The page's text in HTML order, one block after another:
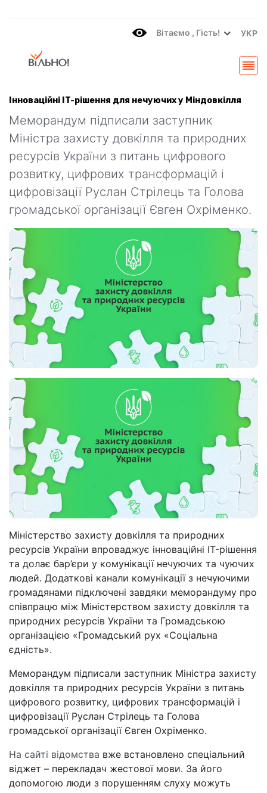
Вітаємo , Гість! УКР
Інноваційні IT-рішення для нечуючих у Міндовкілля
Меморандум підписали заступник
Міністра захисту довкілля та природних
ресурсів України з питань цифрового
розвитку, цифрових трансформацій і
цифровізації Руслан Стрілець та Голова
громадської організації Євген Охріменко.
Міністерство захисту довкілля та природних
ресурсів України впроваджує інноваційні IT-рішення
та долає бар’єри у комунікації нечуючих та чуючих
людей. Додаткові канали комунікації з нечуючими
громадянами підключені завдяки меморандуму про
співпрацю між Міністерством захисту довкілля та
природних ресурсів України та Громадською
організацією «Громадський рух «Соціальна
єдність».
Меморандум підписали заступник Міністра захисту
довкілля та природних ресурсів України з питань
цифрового розвитку, цифрових трансформацій і
цифровізації Руслан Стрілець та Голова
громадської організації Євген Охріменко.
На сайті відомства вже встановлено спеціальний
віджет – перекладач жестової мови. За його
допомогою люди з порушенням слуху можуть